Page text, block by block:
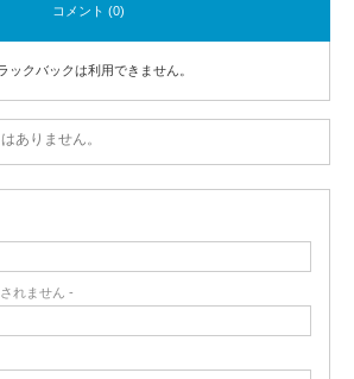
コメント (0)
ックバックは利用できません。
ありません。
れません -